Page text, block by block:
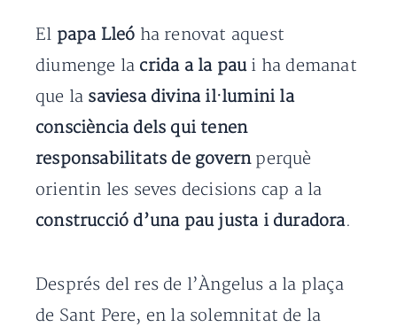
El papa Lleó ha renovat aquest
diumenge la crida a la paui ha demanat
que la saviesa divina il·lumini la
consciència dels qui tenen
responsabilitats de govern perquè
orientin les seves decisions cap a la
construcció d’una pau justa i duradora.
Després del res de l’Àngelus a la plaça
de Sant Pere, en la solemnitat de la